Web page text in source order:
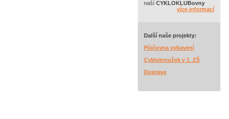
naší CYKLOKLUBovny
více informací
Další naše projekty:
Půjčovna vybavení
Cyklokroužek v 1. ZŠ
Doprava